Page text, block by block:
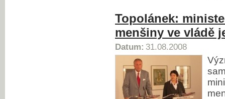
Topolánek:
menšiny ve vládě
Datum: 31.08.2008